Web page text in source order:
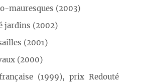
mauresques (2003)
jardins (2002)
(2001)
(2000)
(1999), prix Redouté